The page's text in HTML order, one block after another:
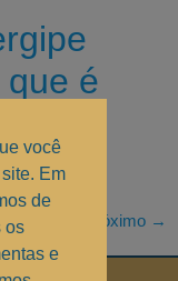
é
Próximo →
você
Em
de
os
e